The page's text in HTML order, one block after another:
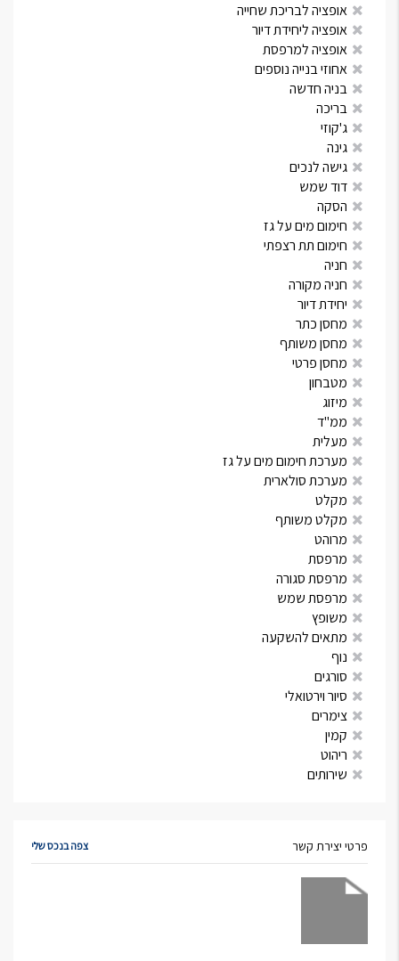
אופציה לבריכת שחייה
אופציה ליחידת דיור
אופציה למרפסת
אחוזי בנייה נוספים
בניה חדשה
בריכה
ג'קוזי
גינה
גישה לנכים
דוד שמש
הסקה
חימום מים על גז
חימום תת רצפתי
חניה
חניה מקורה
יחידת דיור
מחסן כתר
מחסן משותף
מחסן פרטי
מטבחון
מיזוג
ממ"ד
מעלית
מערכת חימום מים על גז
מערכת סולארית
מקלט
מקלט משותף
מרוהט
מרפסת
מרפסת סגורה
מרפסת שמש
משופץ
מתאים להשקעה
נוף
סורגים
סיור וירטואלי
צימרים
קמין
ריהוט
שירותים
פרטי יצירת קשר צפה בנכס שלי